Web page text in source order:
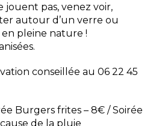
pas, venez voir,
autour d’un verre ou
pleine nature !
conseillée au 06 22 45
Burgers frites – 8€ / Soirée
de la pluie